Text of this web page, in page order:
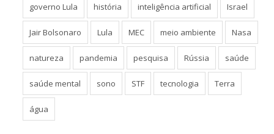
governo Lula história inteligência artificial Israel
Jair Bolsonaro Lula MEC meio ambiente Nasa
natureza pandemia pesquisa Rússia saúde
saúde mental sono STF tecnologia Terra
água